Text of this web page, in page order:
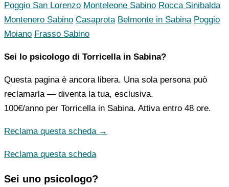
Poggio San Lorenzo Monteleone Sabino Rocca Sinibalda
Montenero Sabino Casaprota Belmonte in Sabina Poggio
Moiano Frasso Sabino
Sei lo psicologo di Torricella in Sabina?
Questa pagina è ancora libera. Una sola persona può
reclamarla — diventa la tua, esclusiva.
100€/anno per Torricella in Sabina. Attiva entro 48 ore.
Reclama questa scheda →
Reclama questa scheda
Sei uno psicologo?